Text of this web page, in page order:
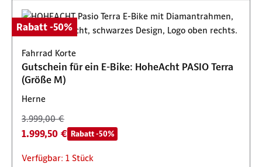
Rabatt -50%
Fahrrad Korte
Gutschein für ein E-Bike: HoheAcht PASIO Terra
(Größe M)
Herne
3.999,00 €
1.999,50 € Rabatt -50%
Verfügbar: 1 Stück